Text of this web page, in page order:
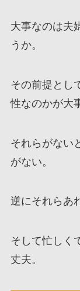
大事なのは夫
うか。
その前提とし
性なのかが大
それらがない
がない。
逆にそれらあ
そして忙しく
丈夫。